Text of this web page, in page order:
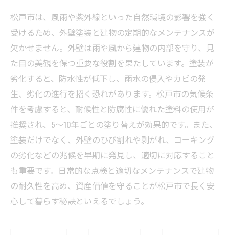
松戸市は、風雨や紫外線といった自然環境の影響を強く
受けるため、外壁塗装と建物の定期的なメンテナンスが
欠かせません。外壁は雨や風から建物の内部を守り、見
た目の美観を保つ重要な役割を果たしています。塗装が
劣化すると、防水性が低下し、雨水の侵入やカビの発
生、劣化の進行を招く恐れがあります。松戸市の気候条
件を考慮すると、耐候性と防腐性に優れた塗料の使用が
推奨され、5～10年ごとの塗り替えが効果的です。また、
塗装だけでなく、外壁のひび割れや剥がれ、コーキング
の劣化などの兆候を早期に発見し、適切に対応すること
も重要です。日常的な点検と適切なメンテナンスで建物
の耐久性を高め、資産価値を守ることが松戸市で長く安
心して暮らす秘訣といえるでしょう。